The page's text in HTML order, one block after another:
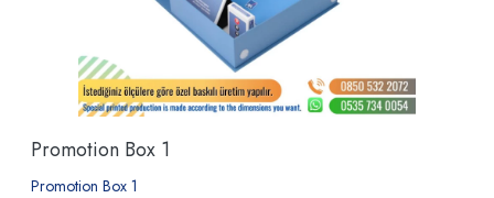
Promotion Box 1
Promotion Box 1